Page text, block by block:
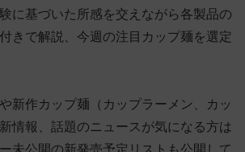
に基づいた所感を交えながら各製品の
きで解説、今週の注目カップ麺を選定
新作カップ麺（カップラーメン、カッ
情報、話題のニュースが気になる方は
未公開の新発売予定リストも公開して